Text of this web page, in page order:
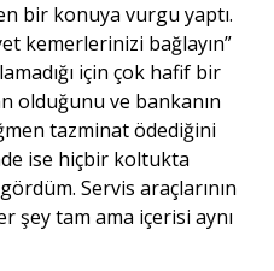
bir konuya vurgu yaptı.
kemerlerinizi bağlayın”
için çok hafif bir
olduğunu ve bankanın
tazminat ödediğini
ise hiçbir koltukta
Servis araçlarının
şey tam ama içerisi aynı